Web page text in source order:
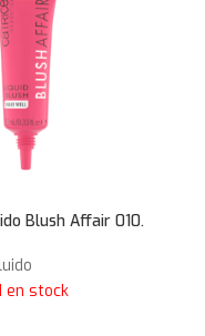
Blush Affair 010.
en stock